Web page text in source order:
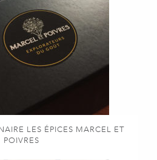
LES ÉPICES MARCEL ET
POIVRES